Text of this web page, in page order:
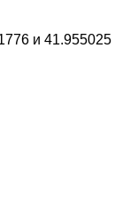
и 41.955025